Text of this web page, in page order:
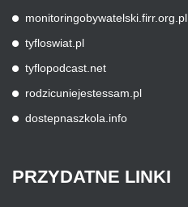
monitoringobywatelski.firr.org.pl
tyfloswiat.pl
tyflopodcast.net
rodzicuniejestessam.pl
dostepnaszkola.info
PRZYDATNE LINKI